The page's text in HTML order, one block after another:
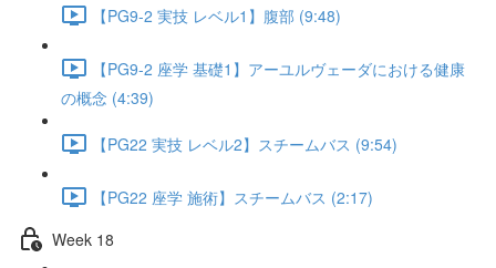
【PG9-2 実技 レベル1】腹部 (9:48)
【PG9-2 座学 基礎1】アーユルヴェーダにおける健康
の概念 (4:39)
【PG22 実技 レベル2】スチームバス (9:54)
【PG22 座学 施術】スチームバス (2:17)
Week 18